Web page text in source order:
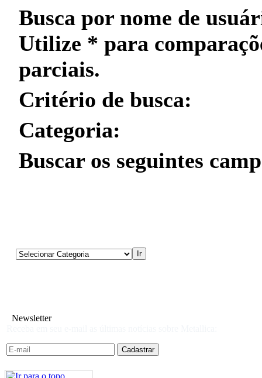
Busca por nome de
Utilize * para
parciais.
Critério de busca:
Categoria:
Buscar os seguintes
Newsletter